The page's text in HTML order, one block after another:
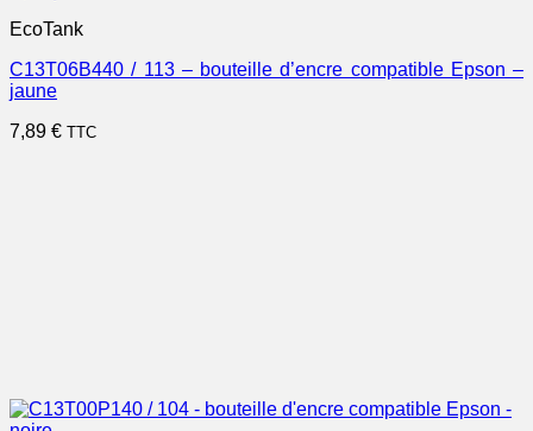
EcoTank
C13T06B440 / 113 – bouteille d’encre compatible Epson –
jaune
7,89 € TTC